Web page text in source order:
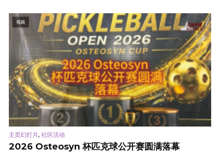
视频
主页幻灯片, 社区活动
2026 Osteosyn 杯匹克球公开赛圆满落幕